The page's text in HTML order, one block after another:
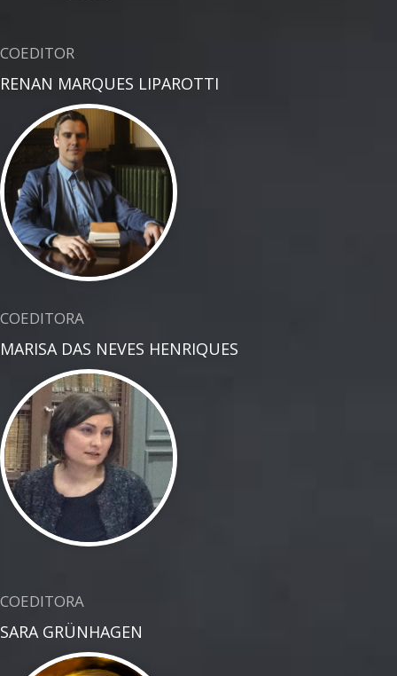
COEDITOR
RENAN MARQUES LIPAROTTI
COEDITORA
MARISA DAS NEVES HENRIQUES
COEDITORA
SARA GRÜNHAGEN